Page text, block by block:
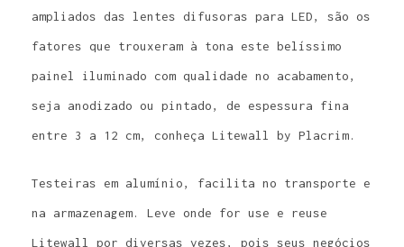
ampliados das lentes difusoras para LED, são os
fatores que trouxeram à tona este belíssimo
painel iluminado com qualidade no acabamento,
seja anodizado ou pintado, de espessura fina
entre 3 a 12 cm, conheça Litewall by Placrim.
Testeiras em alumínio, facilita no transporte e
na armazenagem. Leve onde for use e reuse
Litewall por diversas vezes, pois seus negócios